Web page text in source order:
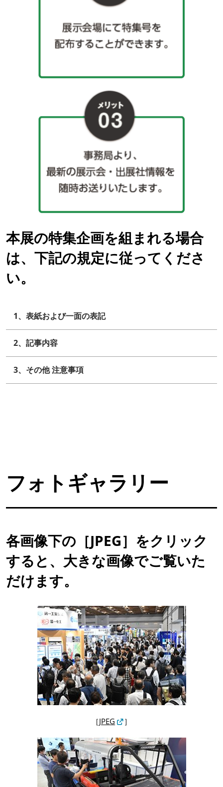
本展の特集企画を組まれる場合
は、下記の規定に従ってくださ
い。
1、表紙および一面の表記
2、記事内容
3、その他 注意事項
フォトギャラリー
各画像下の［JPEG］をクリック
すると、大きな画像でご覧いた
だけます。
［JPEG ］